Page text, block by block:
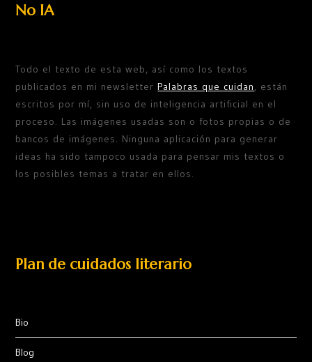
No IA
Todo el texto de esta web, así como los textos
publicados en mi newsletterPalabras que cuidan, están
escritos por mí, sin uso de inteligencia artificial en el
proceso. Las imágenes usadas son o fotos propias o de
bancos de imágenes. Ninguna aplicación para generar
ideas ha sido tampoco usada para pensar mis textos o
los posibles temas a tratar en ellos.
Plan de cuidados literario
Bio
Blog